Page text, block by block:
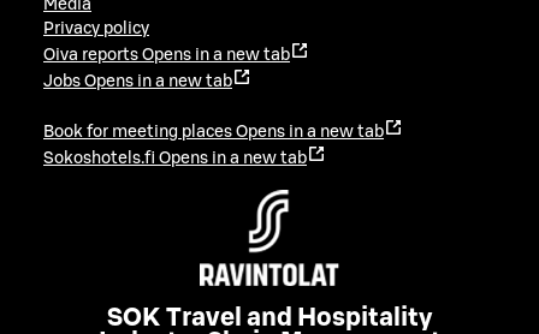
Media
Privacy policy
Oiva reports Opens in a new tab
Jobs Opens in a new tab
Book for meeting places Opens in a new tab
Sokoshotels.fi Opens in a new tab
SOK Travel and Hospitality